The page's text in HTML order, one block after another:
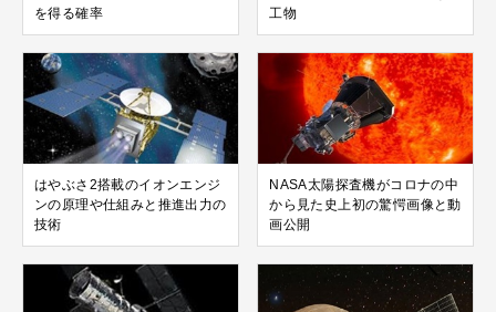
を得る確率
工物
はやぶさ2搭載のイオンエンジ
ンの原理や仕組みと推進出力の
技術
NASA太陽探査機がコロナの中
から見た史上初の驚愕画像と動
画公開